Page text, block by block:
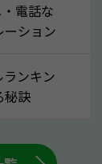
や座席の下
が付着して
ることも
しておくの
査定に影響
電話な
ーション
ランキン
秘訣